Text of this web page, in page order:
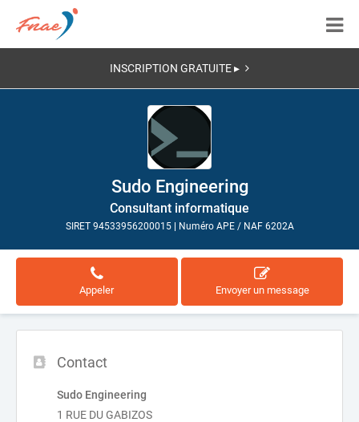
INSCRIPTION GRATUITE ▸
Sudo Engineering
Consultant informatique
SIRET 94533956200015 Numéro APE / NAF 6202A
Appeler Envoyer un message
Contact
Sudo Engineering
1 RUE DU GABIZOS